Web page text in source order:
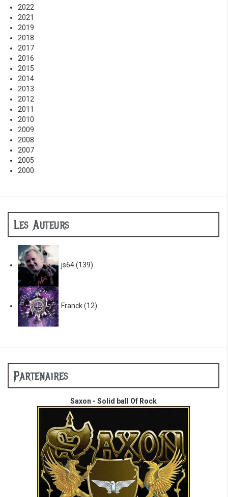
2022
2021
2019
2018
2017
2016
2015
2014
2013
2012
2011
2010
2009
2008
2007
2005
2000
Les Auteurs
js64(139)
Franck(12)
Partenaires
Saxon - Solid ball Of Rock